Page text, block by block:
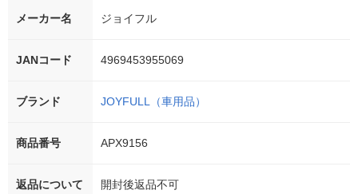
メーカー名 ジョイフル
JANコード 4969453955069
ブランド JOYFULL（車用品）
商品番号 APX9156
返品について
開封後返品不可